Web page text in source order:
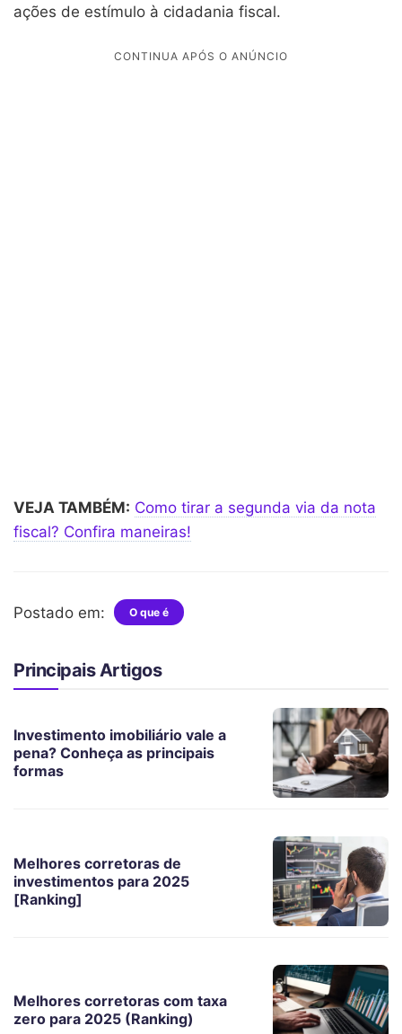
ações de estímulo à cidadania fiscal.
VEJA TAMBÉM: Como tirar a segunda via da nota
fiscal? Confira maneiras!
Postado em: O que é
Principais Artigos
Investimento imobiliário vale a
pena? Conheça as principais
formas
Melhores corretoras de
investimentos para 2025
[Ranking]
Melhores corretoras com taxa
zero para 2025 (Ranking)